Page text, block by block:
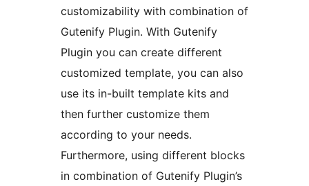
customizability with combination of
Gutenify Plugin. With Gutenify
Plugin you can create different
customized template, you can also
use its in-built template kits and
then further customize them
according to your needs.
Furthermore, using different blocks
in combination of Gutenify Plugin’s